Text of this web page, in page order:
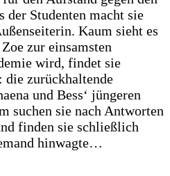
der Studenten macht sie
Kaum sieht es
zur einsamsten
wird, findet sie
die zurückhaltende
und Bess‘ jüngeren
suchen sie nach Antworten
finden sie schließlich
hinwagte…